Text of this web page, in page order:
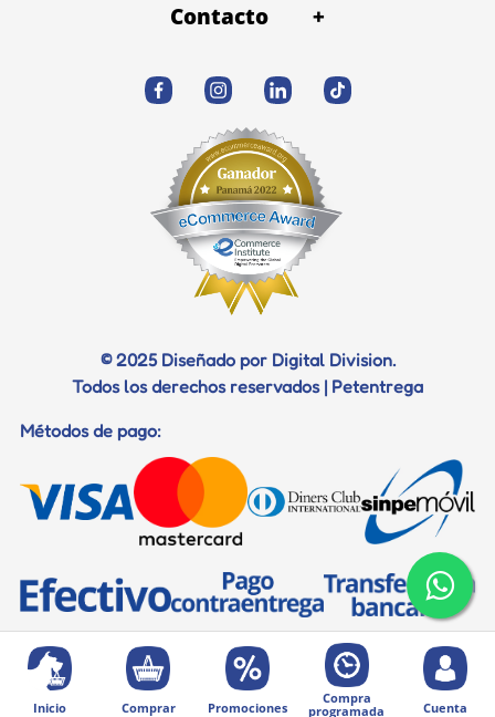
Inicio Comprar Promociones
Compra
programada
Cuenta
Contacto
+
© 2025 Diseñado por Digital Division.
Todos los derechos reservados | Petentrega
Métodos de pago: